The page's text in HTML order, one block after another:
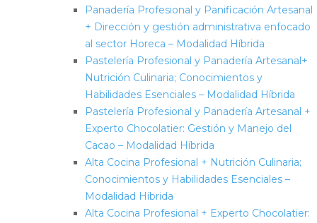
Panadería Profesional y Panificación Artesanal
+ Dirección y gestión administrativa enfocado
al sector Horeca – Modalidad Híbrida
Pastelería Profesional y Panadería Artesanal+
Nutrición Culinaria; Conocimientos y
Habilidades Esenciales – Modalidad Híbrida
Pastelería Profesional y Panadería Artesanal +
Experto Chocolatier: Gestión y Manejo del
Cacao – Modalidad Híbrida
Alta Cocina Profesional + Nutrición Culinaria;
Conocimientos y Habilidades Esenciales –
Modalidad Híbrida
Alta Cocina Profesional + Experto Chocolatier: